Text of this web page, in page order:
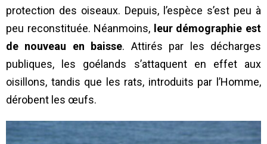
protection des oiseaux. Depuis, l’espèce s’est peu à
peu reconstituée. Néanmoins, leur démographie est
de nouveau en baisse. Attirés par les décharges
publiques, les goélands s’attaquent en effet aux
oisillons, tandis que les rats, introduits par l’Homme,
dérobent les œufs.